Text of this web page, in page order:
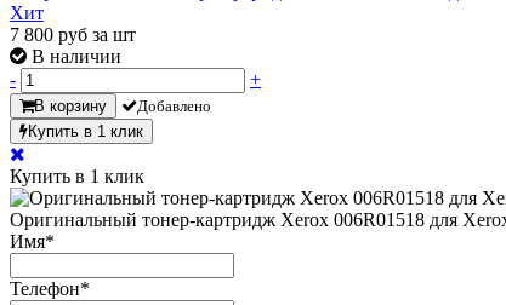
Хит
7 800 руб за шт
В наличии
-
+
В корзину
Добавлено
Купить в 1 клик
Купить в 1 клик
Оригинальный тонер-картридж Xerox 006R01518 для
Имя*
Телефон*